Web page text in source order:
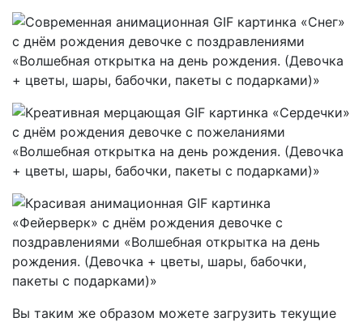
Вы таким же образом можете загрузить текущие